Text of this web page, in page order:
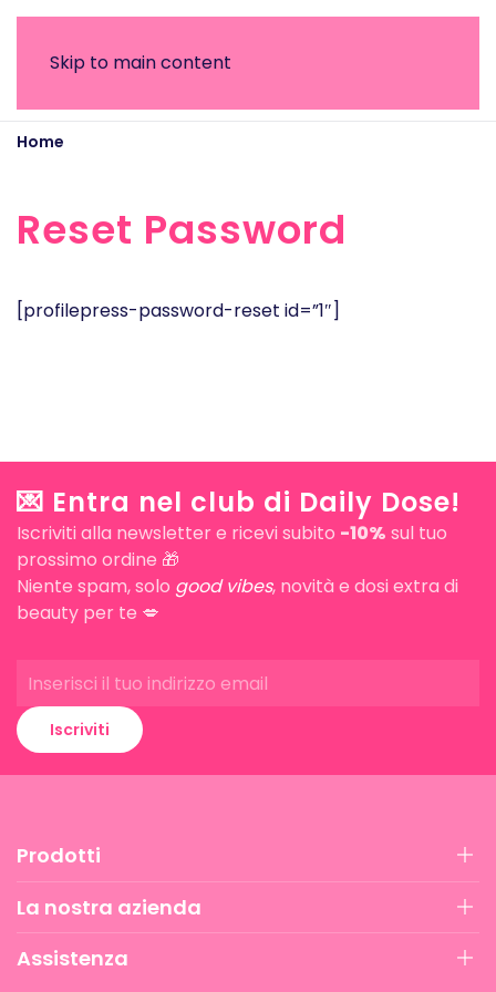
Skip to main content
Home
Reset Password
[profilepress-password-reset id=”1″]
💌 Entra nel club di Daily Dose!
Iscriviti alla newsletter e ricevi subito -10% sul tuo
prossimo ordine 🎁
Niente spam, solo good vibes, novità e dosi extra di
beauty per te 💋
Iscriviti
Prodotti
La nostra azienda
Assistenza